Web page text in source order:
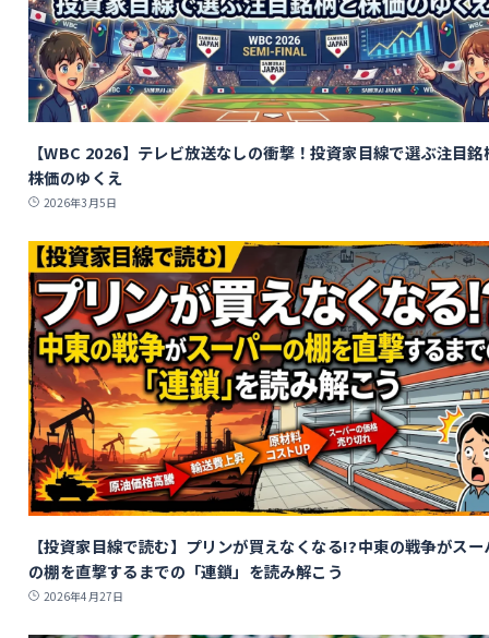
【WBC 2026】テレビ放送なしの衝撃！投資家目線で選ぶ注目銘
株価のゆくえ
2026年3月5日
【投資家目線で読む】プリンが買えなくなる!?中東の戦争がスー
の棚を直撃するまでの「連鎖」を読み解こう
2026年4月27日